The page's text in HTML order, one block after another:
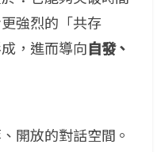
強烈的「共存
，進而導向自發、
開放的對話空間。